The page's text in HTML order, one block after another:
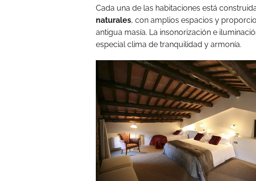
Cada una de las habitaciones está
naturales, con amplios espacios y
antigua masía. La insonorización e
especial clima de tranquilidad y armonía.